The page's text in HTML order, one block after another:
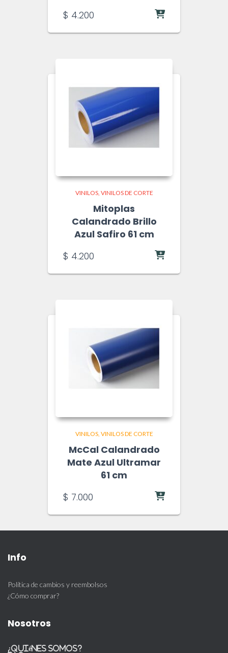
$ 4.200
VINILOS VINILOS DE CORTE
Mitoplas
Calandrado Brillo
Azul Safiro 61 cm
$ 4.200
VINILOS VINILOS DE CORTE
McCal Calandrado
Mate Azul Ultramar
61 cm
$ 7.000
Info
Política de cambios y reembolsos
¿Cómo comprar?
Nosotros
¿Quiénes somos?